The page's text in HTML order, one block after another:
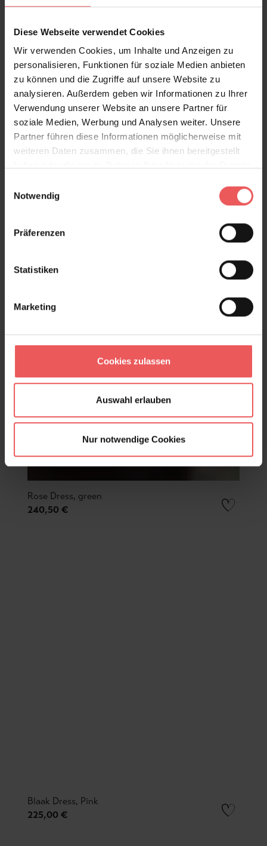
Diese Webseite verwendet Cookies
Wir verwenden Cookies, um Inhalte und Anzeigen zu
personalisieren, Funktionen für soziale Medien anbieten
zu können und die Zugriffe auf unsere Website zu
analysieren. Außerdem geben wir Informationen zu Ihrer
Verwendung unserer Website an unsere Partner für
soziale Medien, Werbung und Analysen weiter. Unsere
Partner führen diese Informationen möglicherweise mit
weiteren Daten zusammen, die Sie ihnen bereitgestellt
Notwendig
Präferenzen
Statistiken
Marketing
Cookies zulassen
Auswahl erlauben
Nur notwendige Cookies
Frock, pink
240,50 €
Rose Dress, green
240,50 €
Blaak Dress, Pink
225,00 €